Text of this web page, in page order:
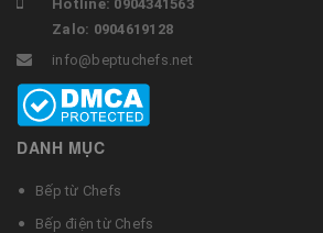
Hotline: 0904341563
Zalo: 0904619128
info@beptuchefs.net
DANH MỤC
Bếp từ Chefs
Bếp điện từ Chefs